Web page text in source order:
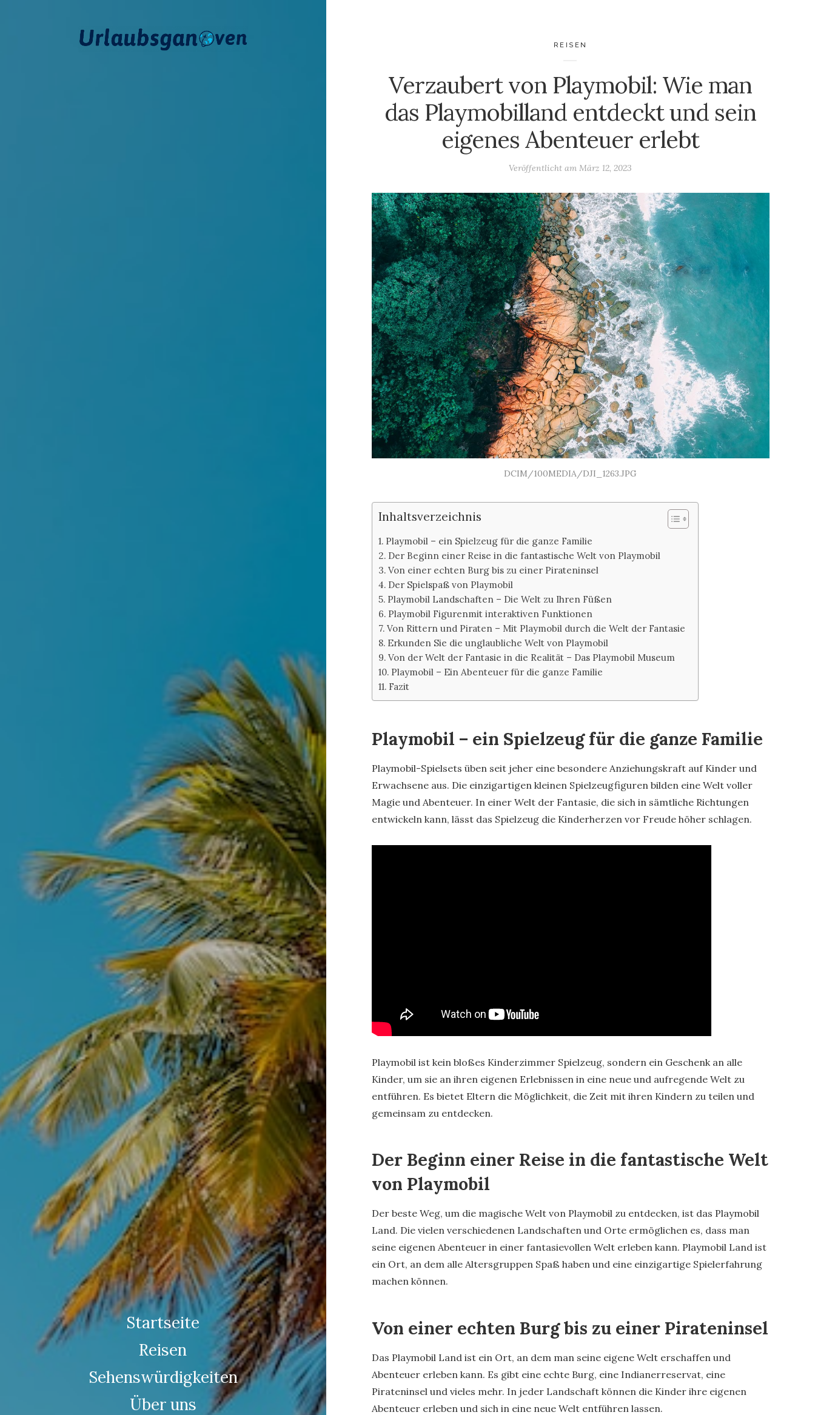
Startseite
Reisen
Sehenswürdigkeiten
Über uns
REISEN
Verzaubert von Playmobil: Wie man
das Playmobilland entdeckt und sein
eigenes Abenteuer erlebt
Veröffentlicht amMärz 12, 2023
DCIM/100MEDIA/DJI_1263.JPG
Inhaltsverzeichnis
Playmobil – ein Spielzeug für die ganze Familie
Der Beginn einer Reise in die fantastische Welt von Playmobil
Von einer echten Burg bis zu einer Pirateninsel
Der Spielspaß von Playmobil
Playmobil Landschaften – Die Welt zu Ihren Füßen
Playmobil Figurenmit interaktiven Funktionen
Von Rittern und Piraten – Mit Playmobil durch die Welt der Fantasie
Erkunden Sie die unglaubliche Welt von Playmobil
Von der Welt der Fantasie in die Realität – Das Playmobil Museum
Playmobil – Ein Abenteuer für die ganze Familie
Fazit
Playmobil – ein Spielzeug für die ganze Familie
Playmobil-Spielsets üben seit jeher eine besondere Anziehungskraft auf Kinder und
Erwachsene aus. Die einzigartigen kleinen Spielzeugfiguren bilden eine Welt voller
Magie und Abenteuer. In einer Welt der Fantasie, die sich in sämtliche Richtungen
entwickeln kann, lässt das Spielzeug die Kinderherzen vor Freude höher schlagen.
Playmobil ist kein bloßes Kinderzimmer Spielzeug, sondern ein Geschenk an alle
Kinder, um sie an ihren eigenen Erlebnissen in eine neue und aufregende Welt zu
entführen. Es bietet Eltern die Möglichkeit, die Zeit mit ihren Kindern zu teilen und
gemeinsam zu entdecken.
Der Beginn einer Reise in die fantastische Welt
von Playmobil
Der beste Weg, um die magische Welt von Playmobil zu entdecken, ist das Playmobil
Land. Die vielen verschiedenen Landschaften und Orte ermöglichen es, dass man
seine eigenen Abenteuer in einer fantasievollen Welt erleben kann. Playmobil Land ist
ein Ort, an dem alle Altersgruppen Spaß haben und eine einzigartige Spielerfahrung
machen können.
Von einer echten Burg bis zu einer Pirateninsel
Das Playmobil Land ist ein Ort, an dem man seine eigene Welt erschaffen und
Abenteuer erleben kann. Es gibt eine echte Burg, eine Indianerreservat, eine
Pirateninsel und vieles mehr. In jeder Landschaft können die Kinder ihre eigenen
Abenteuer erleben und sich in eine neue Welt entführen lassen.